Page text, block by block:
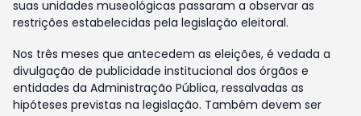
suas unidades museológicas passaram a observar as
restrições estabelecidas pela legislação eleitoral.
Nos três meses que antecedem as eleições, é vedada a
divulgação de publicidade institucional dos órgãos e
entidades da Administração Pública, ressalvadas as
hipóteses previstas na legislação. Também devem ser